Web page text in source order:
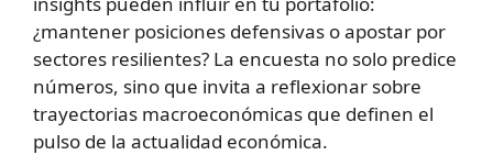
¿mantener posiciones defensivas o apostar por
sectores resilientes? La encuesta no solo predice
números, sino que invita a reflexionar sobre
trayectorias macroeconómicas que definen el
pulso de la actualidad económica.